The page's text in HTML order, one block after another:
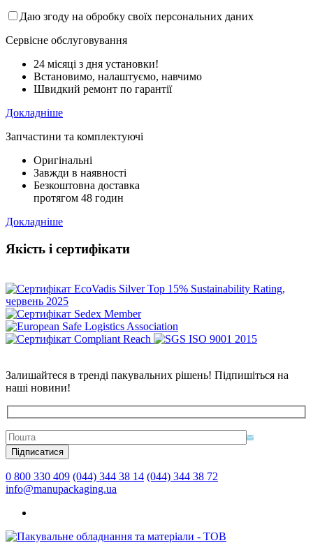
Даю згоду на обробку своїх персональних даних
Сервісне обслуговування
24 місяці з дня установки!
Встановимо, налаштуємо, навчимо
Швидкий ремонт по гарантії
Докладніше
Запчастини та комплектуючі
Оригінальні
Завжди в наявності
Безкоштовна доставка
протягом 48 годин
Докладніше
Якість і сертифікати
Залишайтеся в тренді пакувальних рішень! Підпишіться на
наші новини!
0 800 330 409 (044) 344 38 14 (044) 344 38 72
info@manupackaging.ua